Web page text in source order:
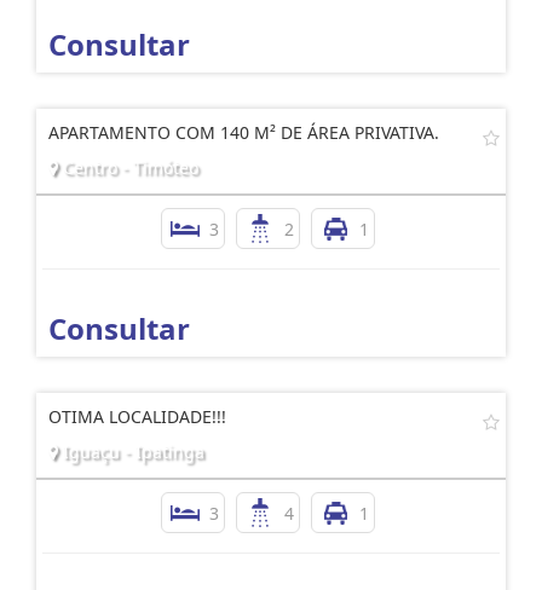
Consultar
APARTAMENTO COM 140 M² DE ÁREA PRIVATIVA.
Centro - Timóteo
3 2 1
Consultar
OTIMA LOCALIDADE!!!
Iguaçu - Ipatinga
3 4 1